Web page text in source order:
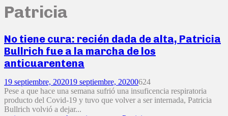
Patricia
No tiene cura: recién dada de alta, Patricia
Bullrich fue a la marcha de los
anticuarentena
19 septiembre, 202019 septiembre, 20200624
Pese a que hace una semana sufrió una insuficencia respiratoria
producto del Covid-19 y tuvo que volver a ser internada, Patricia
Bullrich volvió a dejar...